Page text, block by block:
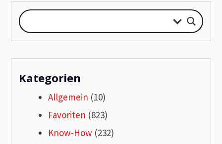
Kategorien
Allgemein (10)
Favoriten (823)
Know-How (232)